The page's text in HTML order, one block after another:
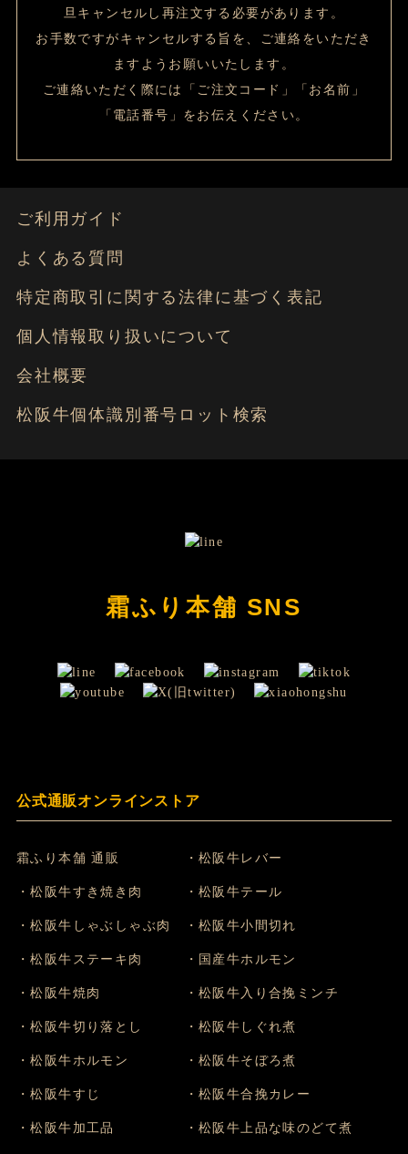
旦キャンセルし再注文する必要があります。
お手数ですがキャンセルする旨を、ご連絡をいただき
ますようお願いいたします。
ご連絡いただく際には「ご注文コード」「お名前」
「電話番号」をお伝えください。
ご利用ガイド
よくある質問
特定商取引に関する法律に基づく表記
個人情報取り扱いについて
会社概要
松阪牛個体識別番号ロット検索
霜ふり本舗 SNS
公式通販オンラインストア
霜ふり本舗 通販
・松阪牛すき焼き肉
・松阪牛しゃぶしゃぶ肉
・松阪牛ステーキ肉
・松阪牛焼肉
・松阪牛切り落とし
・松阪牛ホルモン
・松阪牛すじ
・松阪牛加工品
・松阪牛レバー
・松阪牛テール
・松阪牛小間切れ
・国産牛ホルモン
・松阪牛入り合挽ミンチ
・松阪牛しぐれ煮
・松阪牛そぼろ煮
・松阪牛合挽カレー
・松阪牛上品な味のどて煮